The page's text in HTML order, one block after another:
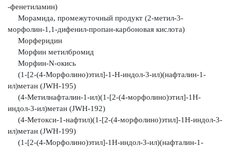
-фенетиламин)
Морамида, промежуточный продукт (2-метил-3-
морфолин-1,1-дифенил-пропан-карбоновая кислота)
Морферидин
Морфин метилбромид
Морфин-N-окись
(1-[2-(4-Морфолино)этил]-1-Н-индол-3-ил)(нафталин-1-
ил)метан (JWH-195)
(4-Метилнафталин-1-ил)(1-[2-(4-морфолино)этил]-1H-
индол-3-ил)метан (JWH-192)
(4-Метокси-1-нафтил)(1-[2-(4-морфолино)этил]-1H-индол-3-
ил)метан (JWH-199)
(1-[2-(4-Морфолино)этил]-1H-индол-3-ил)(нафталин-1-